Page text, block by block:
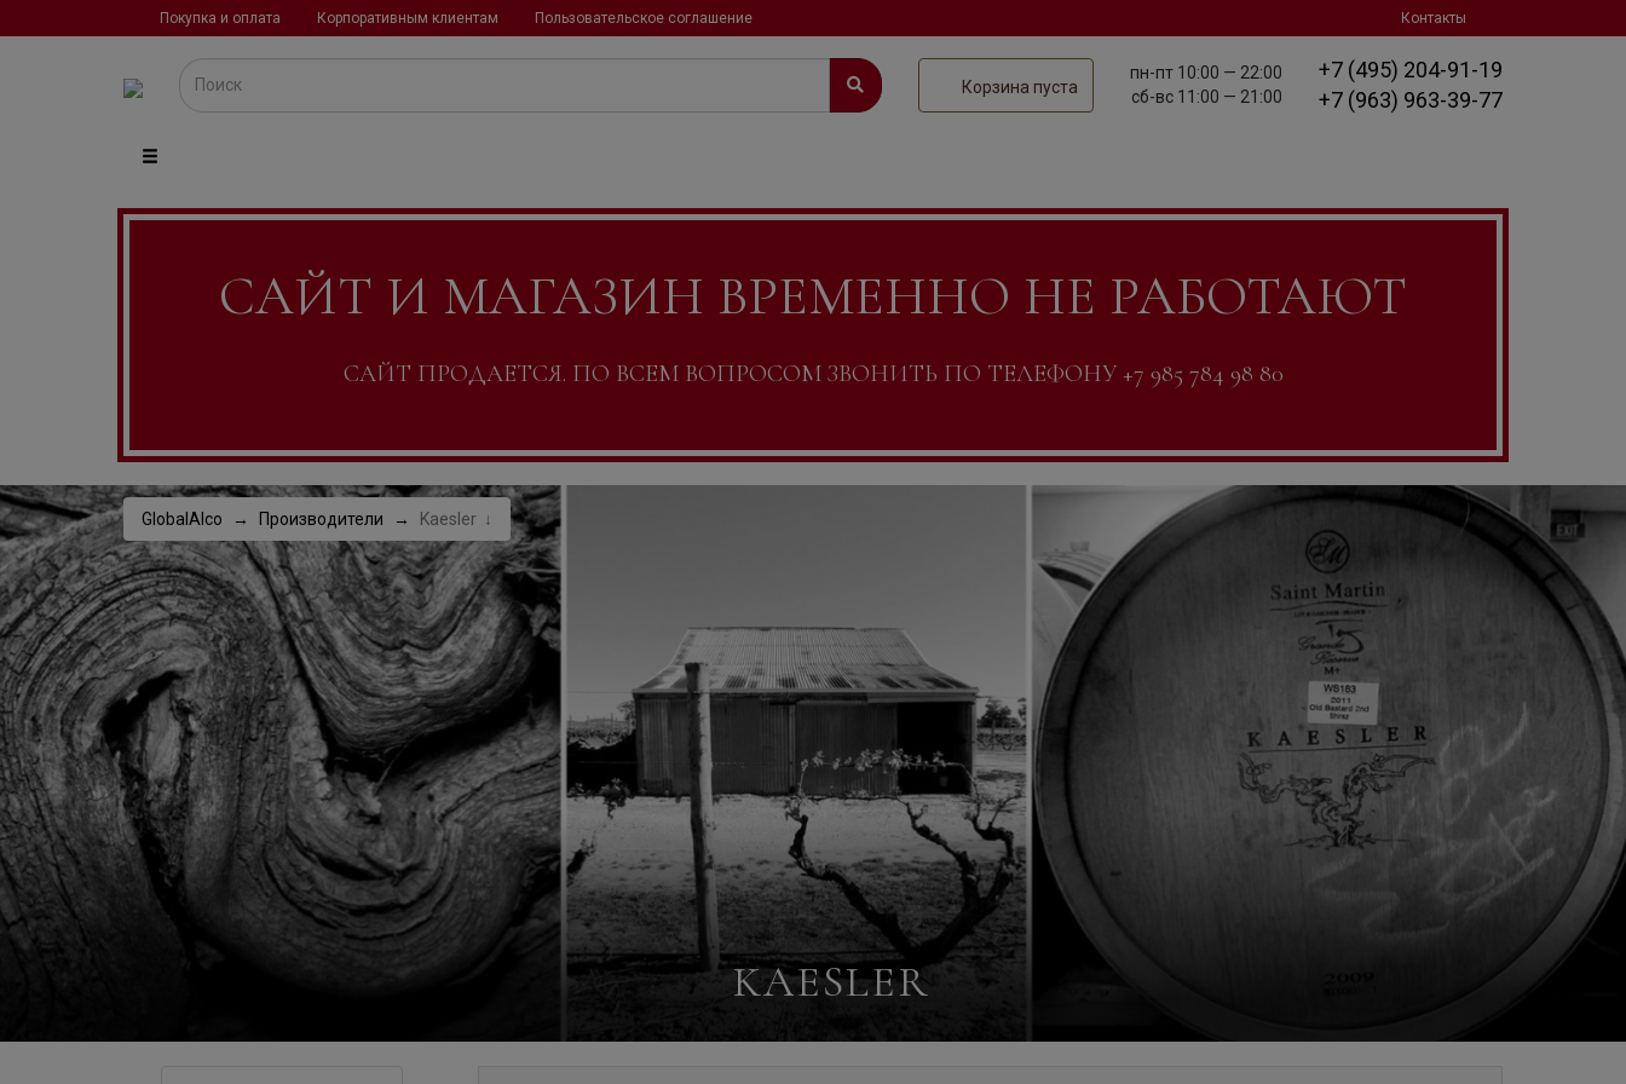
Покупка и оплата Корпоративным клиентам Пользовательское соглашение Контакты
Корзина пуста
пн-пт 10:00 — 22:00
сб-вс 11:00 — 21:00
+7 (495) 204-91-19
+7 (963) 963-39-77
САЙТ И МАГАЗИН ВРЕМЕННО НЕ РАБОТАЮТ
САЙТ ПРОДАЕТСЯ. ПО ВСЕМ ВОПРОСОМ ЗВОНИТЬ ПО ТЕЛЕФОНУ +7 985 784 98 80
GlobalAlco Производители Kaesler
KAESLER